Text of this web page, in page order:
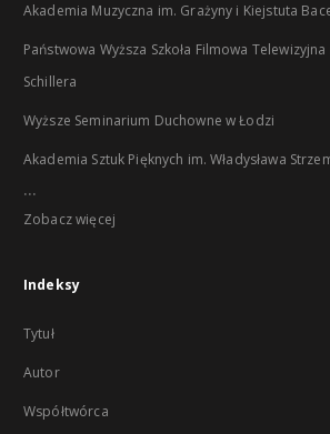
Akademia Muzyczna im. Grażyny i Kiejstuta
Państwowa Wyższa Szkoła Filmowa
Schillera
Wyższe Seminarium Duchowne w Łodzi
Akademia Sztuk Pięknych im. Władysława
...
Zobacz więcej
Indeksy
Tytuł
Autor
Współtwórca